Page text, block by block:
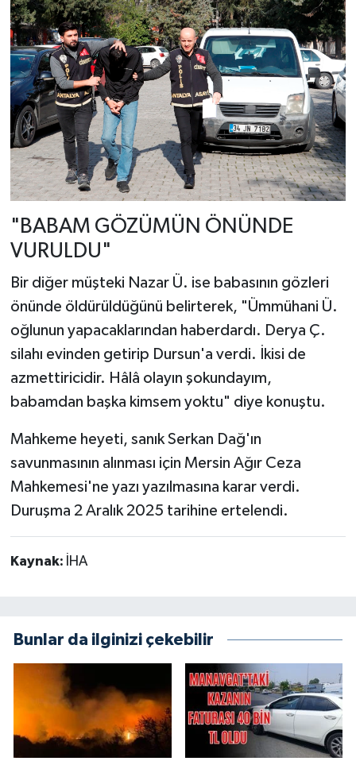
"BABAM GÖZÜMÜN ÖNÜNDE
VURULDU"
Bir diğer müşteki Nazar Ü. ise babasının gözleri
önünde öldürüldüğünü belirterek, "Ümmühani Ü.
oğlunun yapacaklarından haberdardı. Derya Ç.
silahı evinden getirip Dursun'a verdi. İkisi de
azmettiricidir. Hâlâ olayın şokundayım,
babamdan başka kimsem yoktu" diye konuştu.
Mahkeme heyeti, sanık Serkan Dağ'ın
savunmasının alınması için Mersin Ağır Ceza
Mahkemesi'ne yazı yazılmasına karar verdi.
Duruşma 2 Aralık 2025 tarihine ertelendi.
Kaynak: İHA
Bunlar da ilginizi çekebilir